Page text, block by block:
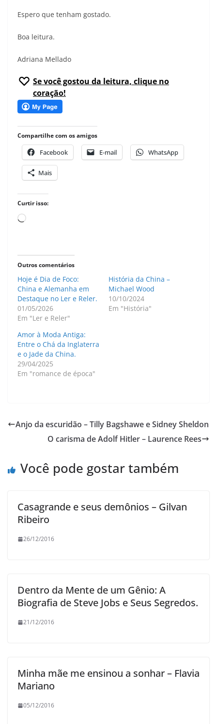
Espero que tenham gostado.
Boa leitura.
Adriana Mellado
Se você gostou da leitura, clique no
coração!
Compartilhe com os amigos
Facebook E-mail WhatsApp
Mais
Curtir isso:
Carregando...
Outros comentários
Hoje é Dia de Foco:
China e Alemanha em
Destaque no Ler e Reler.
01/05/2026
Em "Ler e Reler"
História da China –
Michael Wood
10/10/2024
Em "História"
Amor à Moda Antiga:
Entre o Chá da Inglaterra
e o Jade da China.
29/04/2025
Em "romance de época"
Anjo da escuridão – Tilly Bagshawe e Sidney Sheldon
O carisma de Adolf Hitler – Laurence Rees
Você pode gostar também
Casagrande e seus demônios – Gilvan
Ribeiro
26/12/2016
Dentro da Mente de um Gênio: A
Biografia de Steve Jobs e Seus Segredos.
21/12/2016
Minha mãe me ensinou a sonhar – Flavia
Mariano
05/12/2016